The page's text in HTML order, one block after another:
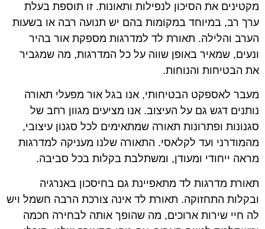
מקטינים את הסיכון לנפילות ותאונות. זו תוספת בעלת
ערך רב, במיוחד במקומות בהם יש תנועה רבה או בשעות
הערב והלילה. תאורת לד למדרגות מספקת אור בהיר
ונעים, שמאיר באופן שווה על כל המדרגות, מה שמגביר
את הבטיחות והנוחות.
מעבר לאספקט הבטיחותי, אנו בגל אור מפעלי תאורה
נותנים דגש גם על העיצוב. אנו מציעים מגוון רחב של
סגנונות ופתרונות תאורה שמתאימים לכל סגנון עיצובי,
מהמודרני ועד לקלאסי. התאורה שלנו מעניקה למדרגות
מראה ייחודי ומעודן, ומשתלבת בקלות בכל סביבה.
תאורת מדרגות לד מתאפיינת גם בחיסכון באנרגיה
ובקלות התחזוקה. תאורת לד אינה צורכת הרבה חשמל ויש
לה חיי שירות ארוכים, מה שהופך אותה לבחירה חכמה